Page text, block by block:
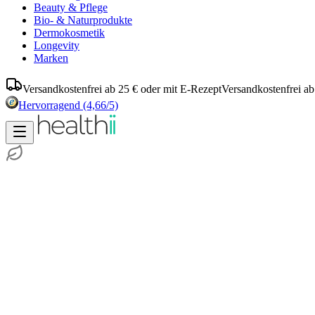
Beauty & Pflege
Bio- & Naturprodukte
Dermokosmetik
Longevity
Marken
Versandkostenfrei ab 25 € oder mit E-RezeptVersandkostenfrei
Hervorragend (4,66/5)